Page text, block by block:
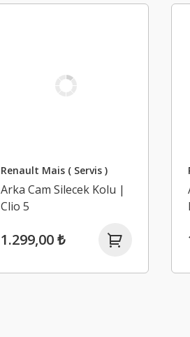
Renault Mais ( Servis )
Arka Cam Silecek Kolu |
Clio 5
1.299,00 ₺